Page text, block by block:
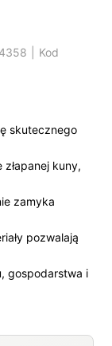
| Kod
skutecznego
kuny,
zamyka
pozwalają
gospodarstwa i